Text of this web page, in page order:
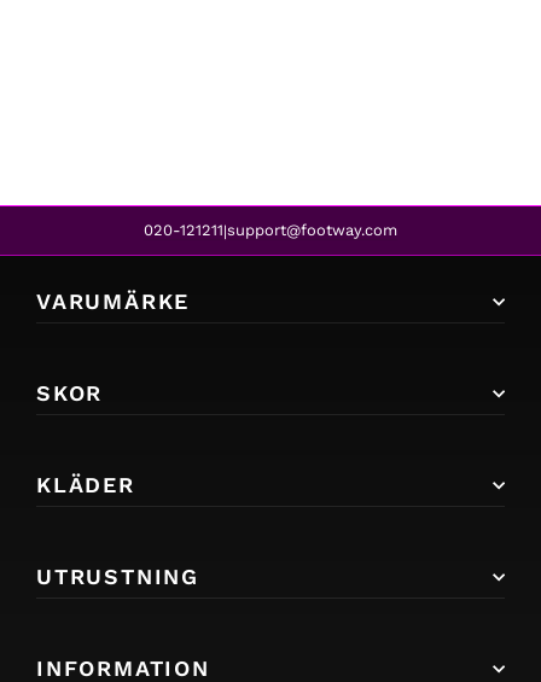
020-121211|support@footway.com
VARUMÄRKE
SKOR
KLÄDER
UTRUSTNING
INFORMATION